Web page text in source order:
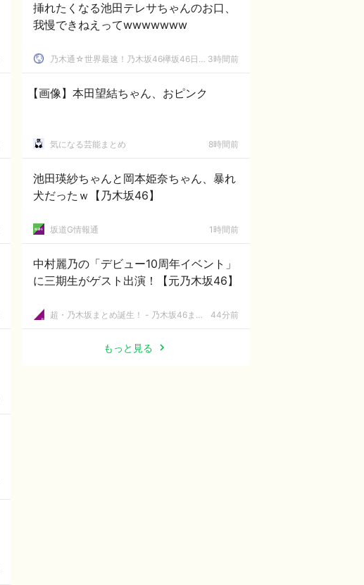
挿れたくなる池田テレサちゃんのお口、
我慢できねえってwwwwwww
乃木通☆世界最速！乃木坂46欅坂46日向坂46速報まとめ 3時間前
【画像】本田望結ちゃん、おピンク
気になる芸能まとめ 8時間前
池田瑛紗ちゃんと岡本姫奈ちゃん、暴れ
犬だったｗ【乃木坂46】
坂道G情報通 1時間前
中村麗乃の「デビュー10周年イベント」
に三期生がゲスト出演！【元乃木坂46】
超・乃木坂まとめ誕生！ - 乃木坂46まとめ 44分前
もっと見る